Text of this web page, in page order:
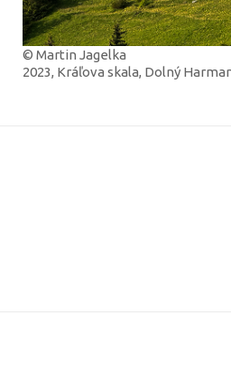
© Martin Jagelka
2023, Kráľova skala, Dolný